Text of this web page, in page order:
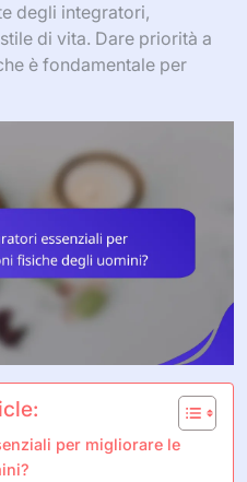
degli integratori,
di vita. Dare priorità a
è fondamentale per
per migliorare le